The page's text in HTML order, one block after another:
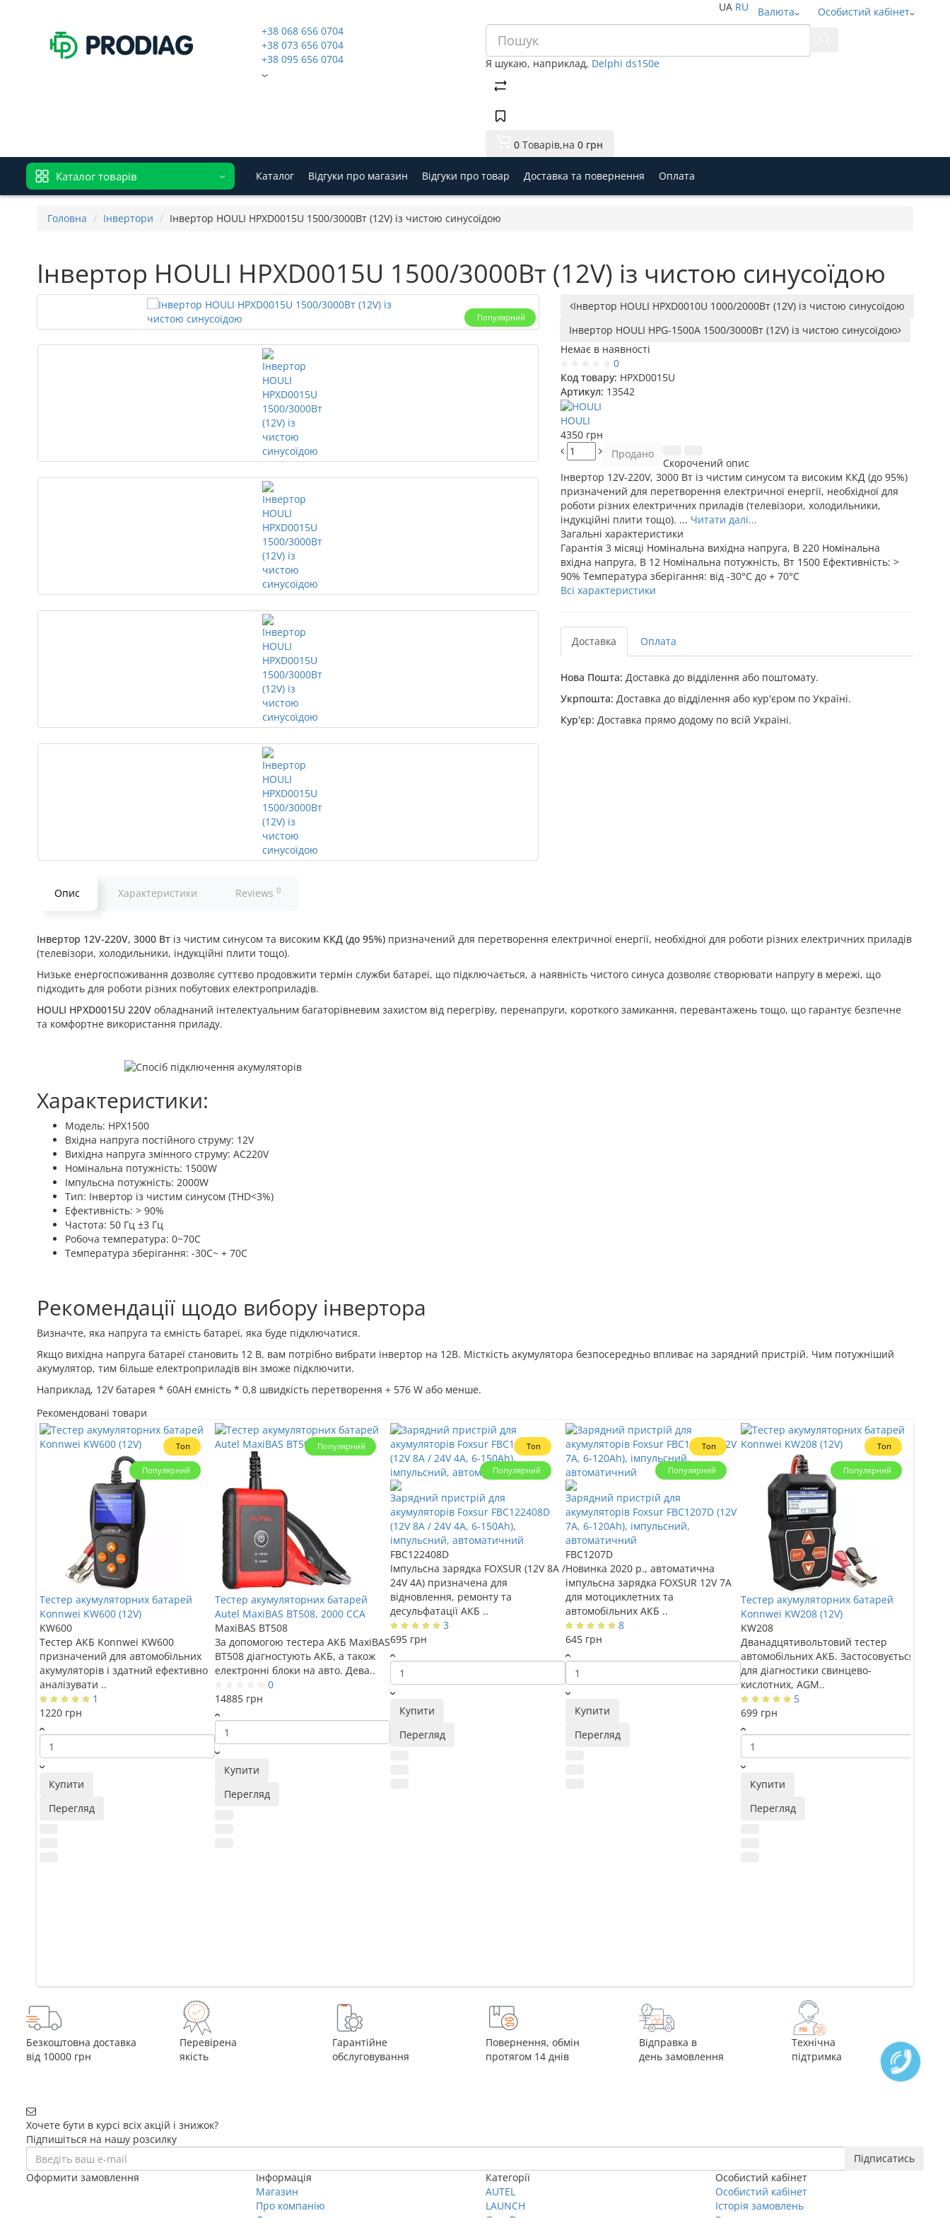
Особистий кабінет
Валюта
UA RU
+38 068 656 0704
+38 073 656 0704
+38 095 656 0704
Я шукаю, наприклад, Delphi ds150e
0 Товарів,на0 грн
Каталог товарів Каталог Відгуки про магазин Відгуки про товар Доставка та повернення Оплата
Головна Інвертори Інвертор HOULI HPXD0015U 1500/3000Вт (12V) із чистою синусоїдою
Інвертор HOULI HPXD0015U 1500/3000Вт (12V) із чистою синусоїдою
Популярний
Інвертор HOULI HPXD0010U 1000/2000Вт (12V) із чистою синусоїдою
Інвертор HOULI HPG-1500A 1500/3000Вт (12V) із чистою синусоїдою
Немає в наявності
0
Код товару: HPXD0015U
Артикул: 13542
HOULI
4350 грн
Продано
Скорочений опис
Інвертор 12V-220V, 3000 Вт із чистим синусом та високим ККД (до 95%)
призначений для перетворення електричної енергії, необхідної для
роботи різних електричних приладів (телевізори, холодильники,
індукційні плити тощо). ... Читати далі...
Загальні характеристики
Гарантія 3 місяці Номінальна вихідна напруга, В 220 Номінальна
вхідна напруга, В 12 Номінальна потужність, Вт 1500 Ефективність: >
90% Температура зберігання: від -30°C до + 70°C
Всі характеристики
Доставка Оплата
Нова Пошта: Доставка до відділення або поштомату.
Укрпошта: Доставка до відділення або кур'єром по Україні.
Кур'єр: Доставка прямо додому по всій Україні.
Опис Характеристики Reviews 0
Інвертор 12V-220V, 3000 Вт із чистим синусом та високим ККД (до 95%) призначений для перетворення електричної енергії, необхідної для роботи різних електричних приладів
(телевізори, холодильники, індукційні плити тощо).
Низьке енергоспоживання дозволяє суттєво продовжити термін служби батареї, що підключається, а наявність чистого синуса дозволяє створювати напругу в мережі, що
підходить для роботи різних побутових електроприладів.
HOULI HPXD0015U 220V обладнаний інтелектуальним багаторівневим захистом від перегріву, перенапруги, короткого замикання, перевантажень тощо, що гарантує безпечне
та комфортне використання приладу.
Характеристики:
Модель: HPX1500
Вхідна напруга постійного струму: 12V
Вихідна напруга змінного струму: AC220V
Номінальна потужність: 1500W
Імпульсна потужність: 2000W
Тип: Інвертор із чистим синусом (THD<3%)
Ефективність: > 90%
Частота: 50 Гц ±3 Гц
Робоча температура: 0~70С
Температура зберігання: -30С~ + 70С
Рекомендації щодо вибору інвертора
Визначте, яка напруга та ємність батареї, яка буде підключатися.
Якщо вихідна напруга батареї становить 12 В, вам потрібно вибрати інвертор на 12В. Місткість акумулятора безпосередньо впливає на зарядний пристрій. Чим потужніший
акумулятор, тим більше електроприладів він зможе підключити.
Наприклад, 12V батарея * 60AH ємність * 0,8 швидкість перетворення + 576 W або менше.
Рекомендовані товари
Топ
Популярний
Тестер акумуляторних батарей
Konnwei KW600 (12V)
KW600
Тестер АКБ Konnwei KW600
призначений для автомобільних
акумуляторів і здатний ефективно
аналізувати ..
1
1220 грн
Купити
Перегляд
Популярний
Тестер акумуляторних батарей
Autel MaxiBAS BT508, 2000 CCA
MaxiBAS BT508
За допомогою тестера АКБ MaxiBAS
BT508 діагностують АКБ, а також
електронні блоки на авто. Дева..
0
14885 грн
Купити
Перегляд
Топ
Популярний
Зарядний пристрій для
акумуляторів Foxsur FBC122408D
(12V 8A / 24V 4A, 6-150Ah),
імпульсний, автоматичний
FBC122408D
Імпульсна зарядка FOXSUR (12V 8A /
24V 4A) призначена для
відновлення, ремонту та
десульфатації АКБ ..
3
695 грн
Купити
Перегляд
Топ
Популярний
Зарядний пристрій для
акумуляторів Foxsur FBC1207D (12V
7A, 6-120Ah), імпульсний,
автоматичний
FBC1207D
Новинка 2020 р., автоматична
імпульсна зарядка FOXSUR 12V 7A
для мотоциклетних та
автомобільних АКБ ..
8
645 грн
Купити
Перегляд
Топ
Популярний
Тестер акумуляторних батарей
Konnwei KW208 (12V)
KW208
Дванадцятивольтовий тестер
автомобільних АКБ. Застосовується
для діагностики свинцево-
кислотних, AGM..
5
699 грн
Купити
Перегляд
Безкоштовна доставка
від 10000 грн
Перевірена
якість
Гарантійне
обслуговування
Повернення, обмін
протягом 14 днів
Відправка в
день замовлення
Технічна
підтримка
Хочете бути в курсі всіх акцій і знижок?
Підпишіться на нашу розсилку
Підписатись
Оформити замовлення
Інформація
Магазин
Про компанію
Категорії
AUTEL
LAUNCH
Особистий кабінет
Особистий кабінет
Історія замовлень